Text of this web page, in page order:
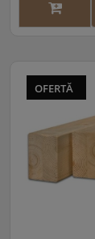
OFERTĂ